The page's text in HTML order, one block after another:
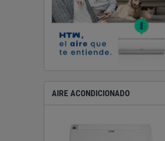
AIRE ACONDICIONADO